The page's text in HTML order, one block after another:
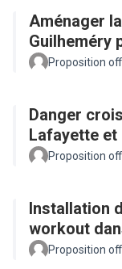
Aménager
Guilheméry
Proposition
Danger
Lafayette et
Proposition
Installation
workout
Proposition